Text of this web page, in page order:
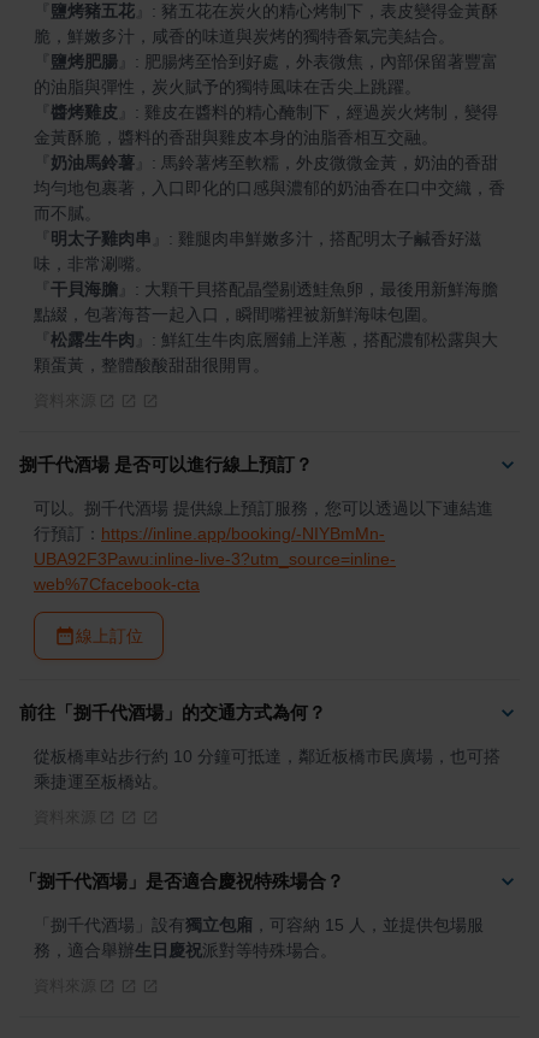
鹽烤豬五花
: 豬五花在炭火的精心烤制下，表皮變得金黃酥
鹽烤肥腸
: 肥腸烤至恰到好處，外表微焦，內部保留著豐富
醬烤雞皮
: 雞皮在醬料的精心醃制下，經過炭火烤制，變得
奶油馬鈴薯
: 馬鈴薯烤至軟糯，外皮微微金黃，奶油的香甜
均勻地包裹著，入口即化的口感與濃郁的奶油香在口中交織，香
明太子雞肉串
: 雞腿肉串鮮嫩多汁，搭配明太子鹹香好滋
干貝海膽
: 大顆干貝搭配晶瑩剔透鮭魚卵，最後用新鮮海膽
松露生牛肉
: 鮮紅生牛肉底層鋪上洋蔥，搭配濃郁松露與大
顆蛋黃，整體酸酸甜甜很開胃。
捌千代酒場 是否可以進行線上預訂？
可以。捌千代酒場 提供線上預訂服務，您可以透過以下連結進
行預訂： https://inline.app/booking/-NIYBmMn-
UBA92F3Pawu:inline-live-3?utm_source=inline-
web%7Cfacebook-cta
線上訂位
前往「捌千代酒場」的交通方式為何？
從板橋車站步行約 10 分鐘可抵達，鄰近板橋市民廣場，也可搭
乘捷運至板橋站。
「捌千代酒場」是否適合慶祝特殊場合？
「捌千代酒場」設有獨立包廂 ，可容納 15 人，並提供包場服
務，適合舉辦生日慶祝派對等特殊場合。